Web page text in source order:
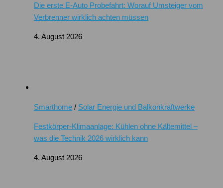
Die erste E-Auto Probefahrt: Worauf Umsteiger vom
Verbrenner wirklich achten müssen
4. August 2026
Smarthome / Solar Energie und Balkonkraftwerke
Festkörper-Klimaanlage: Kühlen ohne Kältemittel –
was die Technik 2026 wirklich kann
4. August 2026